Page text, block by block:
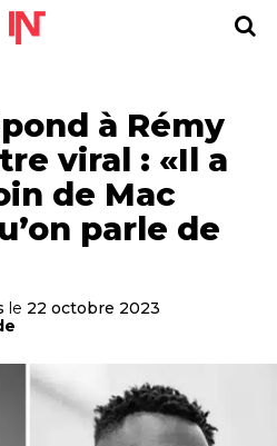
à Rémy
viral : «Il a
de Mac
parle de
le 22 octobre 2023